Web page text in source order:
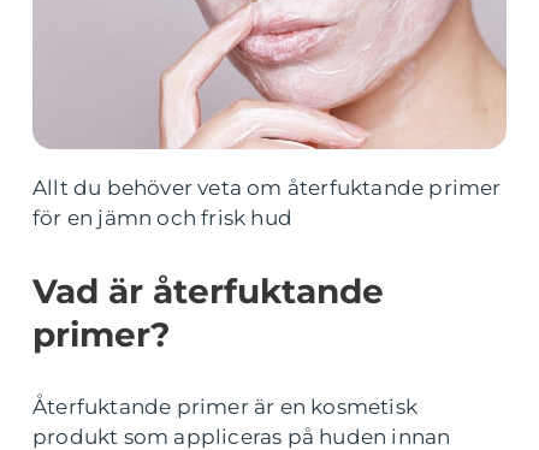
Allt du behöver veta om återfuktande primer
för en jämn och frisk hud
Vad är återfuktande
primer?
Återfuktande primer är en kosmetisk
produkt som appliceras på huden innan